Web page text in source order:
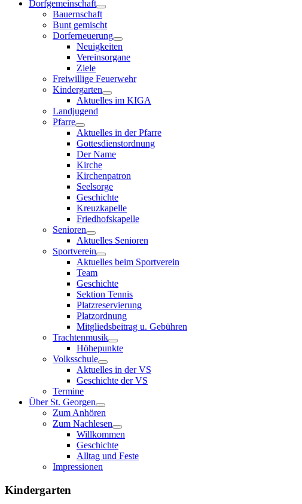
Dorfgemeinschaft
Bauernschaft
Bunt gemischt
Dorferneuerung
Neuigkeiten
Vereinsorgane
Ziele
Freiwillige Feuerwehr
Kindergarten
Aktuelles im KIGA
Landjugend
Pfarre
Aktuelles in der Pfarre
Gottesdienstordnung
Der Name
Kirche
Kirchenpatron
Seelsorge
Geschichte
Kreuzkapelle
Friedhofskapelle
Senioren
Aktuelles Senioren
Sportverein
Aktuelles beim Sportverein
Team
Geschichte
Sektion Tennis
Platzreservierung
Platzordnung
Mitgliedsbeitrag u. Gebühren
Trachtenmusik
Höhepunkte
Volksschule
Aktuelles in der VS
Geschichte der VS
Termine
Über St. Georgen
Zum Anhören
Zum Nachlesen
Willkommen
Geschichte
Alltag und Feste
Impressionen
Kindergarten